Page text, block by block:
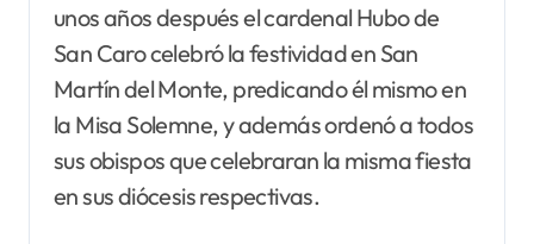
unos años después el cardenal Hubo de
San Caro celebró la festividad en San
Martín del Monte, predicando él mismo en
la Misa Solemne, y además ordenó a todos
sus obispos que celebraran la misma fiesta
en sus diócesis respectivas.